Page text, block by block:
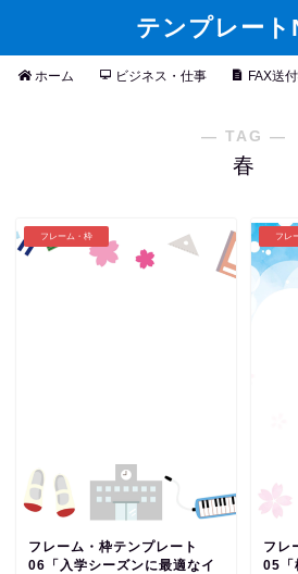
テンプレート
ホーム ビジネス・仕事 FAX送
― TAG ―
春
フレーム・枠
フレーム・枠テンプレート
06「入学シーズンに最適なイ
フレ
フレ
05「